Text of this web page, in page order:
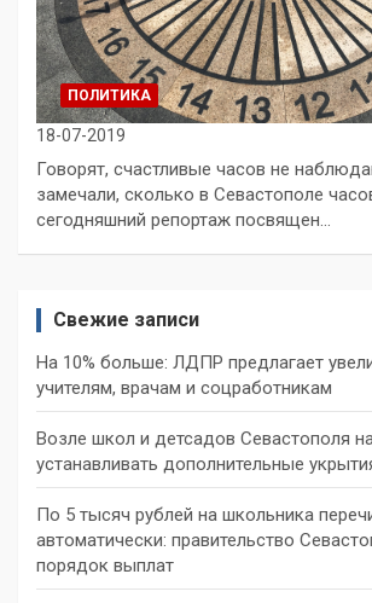
ПОЛИТИКА
18-07-2019
Говорят, счастливые часов не
замечали, сколько в Севастополе
сегодняшний репортаж посвящен…
Свежие записи
На 10% больше: ЛДПР предлагает
учителям, врачам и соцработникам
Возле школ и детсадов Севастополя
устанавливать дополнительные
По 5 тысяч рублей на школьника
автоматически: правительство
порядок выплат